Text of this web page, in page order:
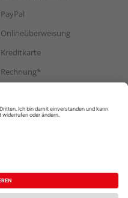
PayPal
Onlineüberweisung
Kreditkarte
Rechnung*
Versand
Widerruf
Datenschutz
Vertrag widerrufen